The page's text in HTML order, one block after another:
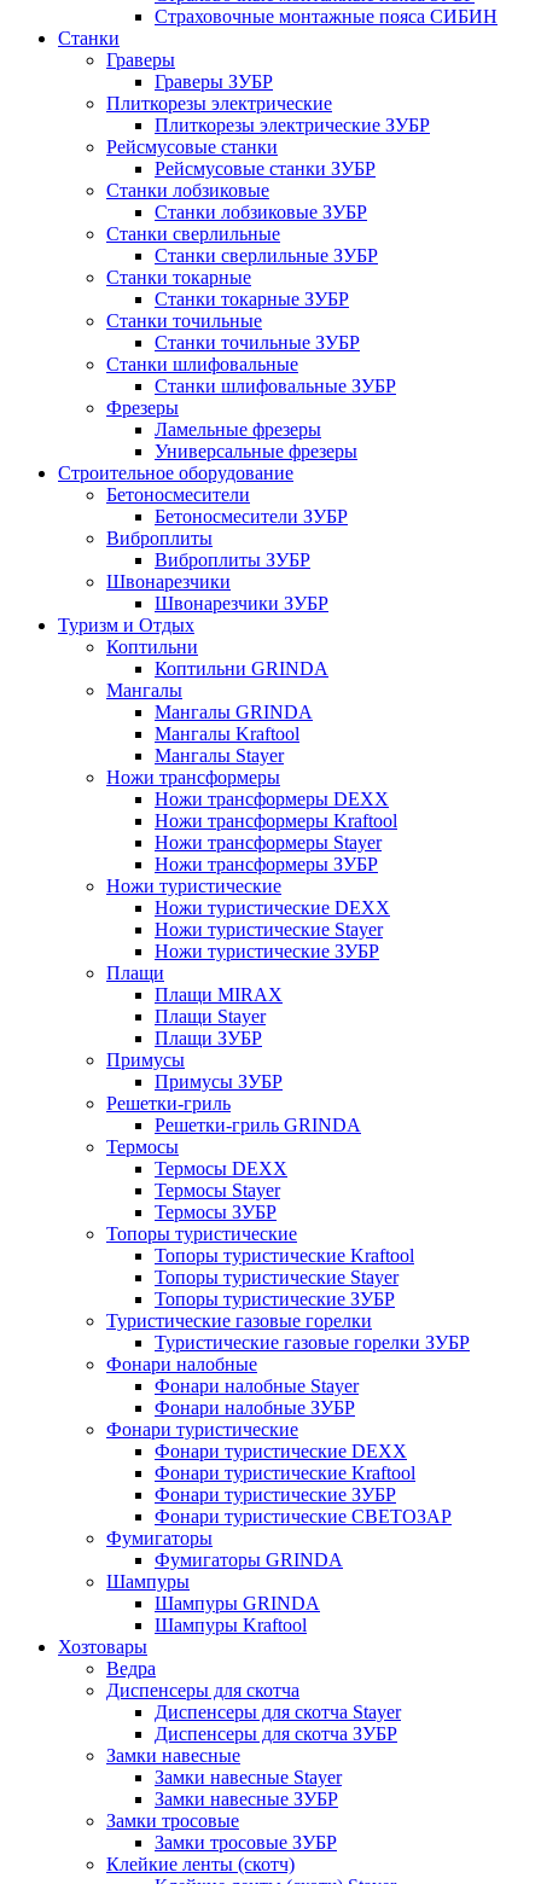
Страховочные монтажные пояса СИБИН
Станки
Граверы
Граверы ЗУБР
Плиткорезы электрические
Плиткорезы электрические ЗУБР
Рейсмусовые станки
Рейсмусовые станки ЗУБР
Станки лобзиковые
Станки лобзиковые ЗУБР
Станки сверлильные
Станки сверлильные ЗУБР
Станки токарные
Станки токарные ЗУБР
Станки точильные
Станки точильные ЗУБР
Станки шлифовальные
Станки шлифовальные ЗУБР
Фрезеры
Ламельные фрезеры
Универсальные фрезеры
Строительное оборудование
Бетоносмесители
Бетоносмесители ЗУБР
Виброплиты
Виброплиты ЗУБР
Швонарезчики
Швонарезчики ЗУБР
Туризм и Отдых
Коптильни
Коптильни GRINDA
Мангалы
Мангалы GRINDA
Мангалы Kraftool
Мангалы Stayer
Ножи трансформеры
Ножи трансформеры DEXX
Ножи трансформеры Kraftool
Ножи трансформеры Stayer
Ножи трансформеры ЗУБР
Ножи туристические
Ножи туристические DEXX
Ножи туристические Stayer
Ножи туристические ЗУБР
Плащи
Плащи MIRAX
Плащи Stayer
Плащи ЗУБР
Примусы
Примусы ЗУБР
Решетки-гриль
Решетки-гриль GRINDA
Термосы
Термосы DEXX
Термосы Stayer
Термосы ЗУБР
Топоры туристические
Топоры туристические Kraftool
Топоры туристические Stayer
Топоры туристические ЗУБР
Туристические газовые горелки
Туристические газовые горелки ЗУБР
Фонари налобные
Фонари налобные Stayer
Фонари налобные ЗУБР
Фонари туристические
Фонари туристические DEXX
Фонари туристические Kraftool
Фонари туристические ЗУБР
Фонари туристические СВЕТОЗАР
Фумигаторы
Фумигаторы GRINDA
Шампуры
Шампуры GRINDA
Шампуры Kraftool
Хозтовары
Ведра
Диспенсеры для скотча
Диспенсеры для скотча Stayer
Диспенсеры для скотча ЗУБР
Замки навесные
Замки навесные Stayer
Замки навесные ЗУБР
Замки тросовые
Замки тросовые ЗУБР
Клейкие ленты (скотч)